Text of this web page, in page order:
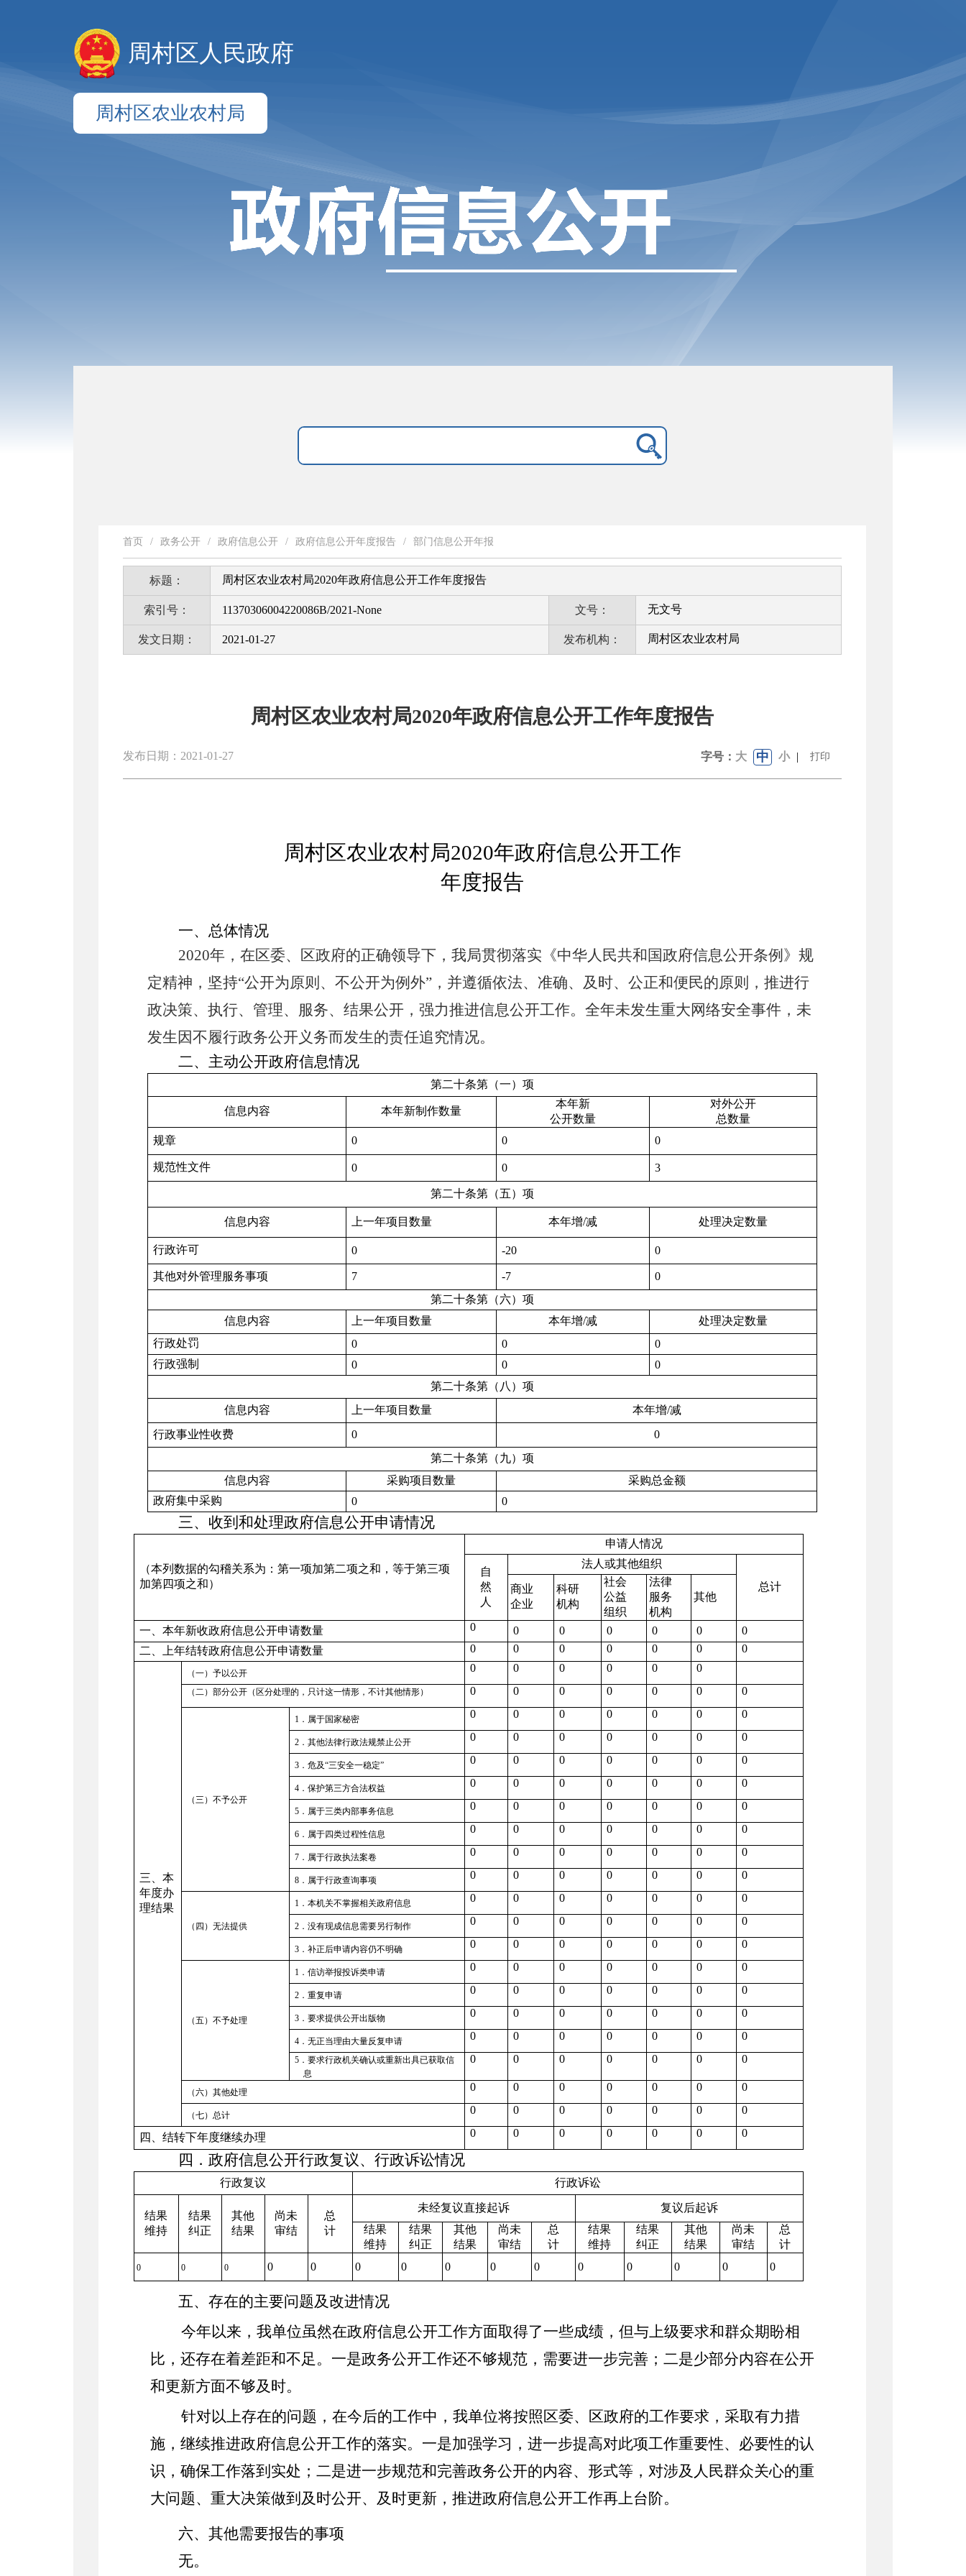
周村区人民政府
周村区农业农村局
首页 / 政务公开 / 政府信息公开 / 政府信息公开年度报告 / 部门信息公开年报
标题： 周村区农业农村局2020年政府信息公开工作年度报告
索引号： 11370306004220086B/2021-None 文号： 无文号
发文日期： 2021-01-27 发布机构： 周村区农业农村局
周村区农业农村局2020年政府信息公开工作年度报告
发布日期：2021-01-27 字号： 大 中 小 | 打印
周村区农业农村局2020年政府信息公开工作
年度报告
一、总体情况
2020年，在区委、区政府的正确领导下，我局贯彻落实《中华人民共和国政府信息公开条例》规
定精神，坚持“公开为原则、不公开为例外” ，并遵循依法、准确、及时、公正和便民的原则，推进行
政决策、执行、管理、服务、结果公开，强力推进信息公开工作。全年未发生重大网络安全事件，未
发生因不履行政务公开义务而发生的责任追究情况。
二、主动公开政府信息情况
第二十条第（一）项
信息内容 本年新制作数量
本年新
公开数量
对外公开
总数量
规章
0 0 0
规范性文件 0 0 3
第二十条第（五）项
信息内容 上一年项目数量 本年增/减 处理决定数量
行政许可 0 -20 0
其他对外管理服务事项 7 -7
0
第二十条第（六）项
信息内容
上一年项目数量 本年增/减
处理决定数量
行政处罚
0 0
0
行政强制
0 0
0
第二十条第（八）项
信息内容
上一年项目数量 本年增/减
行政事业性收费
0
0
第二十条第（九）项
信息内容
采购项目数量
采购总金额
政府集中采购
0 0
三、收到和处理政府信息公开申请情况
（本列数据的勾稽关系为：第一项加第二项之和，等于第三项
加第四项之和）
申请人情况
自
然
人
法人或其他组织
总计
商业
企业
科研
机构
社会
公益
组织
法律
服务
机构
其他
一、本年新收政府信息公开申请数量 0 0 0 0 0 0
0
二、上年结转政府信息公开申请数量
0 0 0 0 0 0 0
三、本
年度办
理结果
（一）予以公开 0 0 0 0 0 0
（二）部分公开（区分处理的，只计这一情形，不计其他情形） 0 0 0 0 0 0 0
（三）不予公开
1 ．属于国家秘密 0 0 0 0 0 0 0
2 ．其他法律行政法规禁止公开 0 0 0 0 0 0 0
3 ．危及“三安全一稳定” 0 0 0 0 0 0 0
4 ．保护第三方合法权益 0 0 0 0 0 0 0
5 ．属于三类内部事务信息 0 0 0 0 0 0 0
6 ．属于四类过程性信息 0 0 0 0 0 0 0
7 ．属于行政执法案卷 0 0 0 0 0 0 0
8 ．属于行政查询事项 0 0 0 0 0 0 0
（四）无法提供
1 ．本机关不掌握相关政府信息 0 0 0 0 0 0 0
2 ．没有现成信息需要另行制作 0 0 0 0 0 0 0
3 ．补正后申请内容仍不明确 0 0 0 0 0 0 0
（五）不予处理
1 ．信访举报投诉类申请 0 0 0 0 0 0 0
2 ．重复申请 0 0 0 0 0 0 0
3 ．要求提供公开出版物 0 0 0 0 0 0 0
4 ．无正当理由大量反复申请 0 0 0 0 0 0 0
5 ．要求行政机关确认或重新出具已获取信
息
0 0 0 0 0 0 0
（六）其他处理 0 0 0 0 0 0 0
（七）总计 0 0 0 0 0 0 0
四、结转下年度继续办理 0 0 0 0 0 0 0
四．政府信息公开行政复议、行政诉讼情况
行政复议 行政诉讼
结果
维持
结果
纠正
其他
结果
尚未
审结
总
计
未经复议直接起诉
复议后起诉
结果
维持
结果
纠正
其他
结果
尚未
审结
总
计
结果
维持
结果
纠正
其他
结果
尚未
审结
总
计
0 0 0 0 0 0 0 0 0 0 0 0 0 0 0
五、存在的主要问题及改进情况
今年以来，我单位虽然在政府信息公开工作方面取得了一些成绩，但与上级要求和群众期盼相
比，还存在着差距和不足。一是政务公开工作还不够规范，需要进一步完善；二是少部分内容在公开
和更新方面不够及时。
针对以上存在的问题，在今后的工作中，我单位将按照区委、区政府的工作要求，采取有力措
施，继续推进政府信息公开工作的落实。一是加强学习，进一步提高对此项工作重要性、必要性的认
识，确保工作落到实处；二是进一步规范和完善政务公开的内容、形式等，对涉及人民群众关心的重
大问题、重大决策做到及时公开、及时更新，推进政府信息公开工作再上台阶。
六、其他需要报告的事项
无。